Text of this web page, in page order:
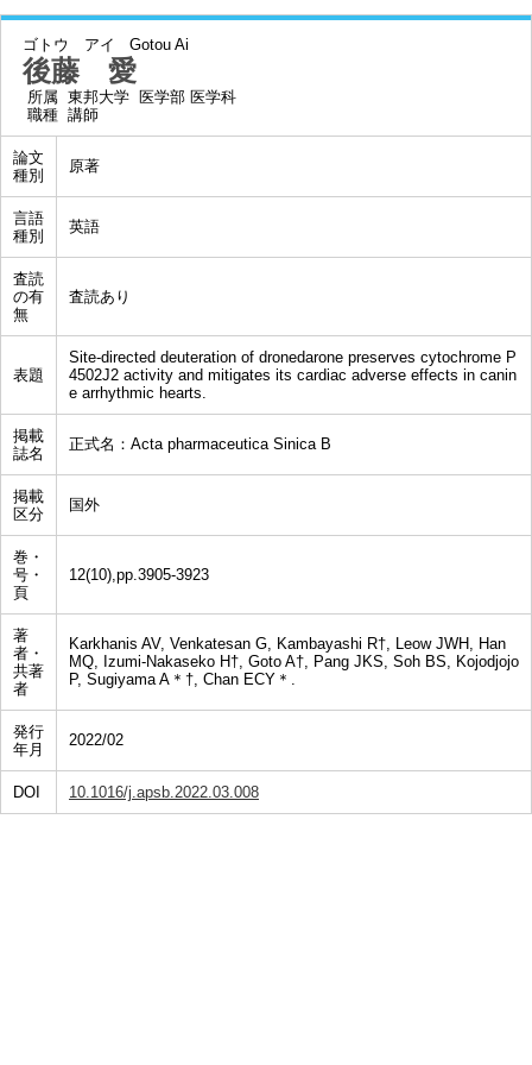
ゴトウ アイ Gotou Ai
後藤 愛
所属 東邦大学 医学部 医学科
職種 講師
論文
種別
原著
言語
種別
英語
査読
の有
無
査読あり
表題
Site-directed deuteration of dronedarone preserves cytochrome P
4502J2 activity and mitigates its cardiac adverse effects in canin
e arrhythmic hearts.
掲載
誌名
正式名：Acta pharmaceutica Sinica B
掲載
区分
国外
巻・
号・
頁
12(10),pp.3905-3923
著
者・
共著
者
Karkhanis AV, Venkatesan G, Kambayashi R†, Leow JWH, Han
MQ, Izumi-Nakaseko H†, Goto A†, Pang JKS, Soh BS, Kojodjojo
P, Sugiyama A＊†, Chan ECY＊.
発行
年月
2022/02
DOI 10.1016/j.apsb.2022.03.008